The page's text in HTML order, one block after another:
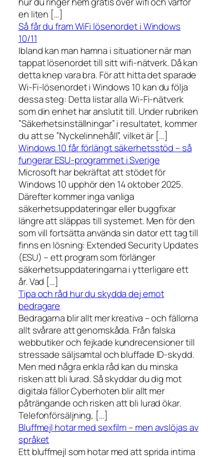
en liten […]
Så får du fram WiFi lösenordet i Windows
10/11
Ibland kan man hamna i situationer när man
tappat lösenordet till sitt wifi-nätverk. Då kan
detta knep vara bra. För att hitta det sparade
Wi-Fi-lösenordet i Windows 10 kan du följa
dessa steg: Detta listar alla Wi-Fi-nätverk
som din enhet har anslutit till. Under rubriken
”Säkerhetsinställningar” i resultatet, kommer
du att se ”Nyckelinnehåll”, vilket är […]
Windows 10 får förlängt säkerhetsstöd – så
fungerar ESU-programmet i Sverige
Microsoft har bekräftat att stödet för
Windows 10 upphör den 14 oktober 2025.
Därefter kommer inga vanliga
säkerhetsuppdateringar eller buggfixar
längre att släppas till systemet. Men för den
som vill fortsätta använda sin dator ett tag till
finns en lösning: Extended Security Updates
(ESU) – ett program som förlänger
säkerhetsuppdateringarna i ytterligare ett
år. Vad […]
Tipa och råd hur du skydda dej emot
bedragare
Bedragarna blir allt mer kreativa – och fällorna
allt svårare att genomskåda. Från falska
webbutiker och fejkade kundrecensioner till
stressade säljsamtal och bluffade ID-skydd.
Men med några enkla råd kan du minska
risken att bli lurad. Så skyddar du dig mot
digitala fällor Cyberhoten blir allt mer
påträngande och risken att bli lurad ökar.
Telefonförsäljning, […]
Bluffmejl hotar med sexfilm – men avslöjas av
språket
Ett bluffmejl som hotar med att sprida intima